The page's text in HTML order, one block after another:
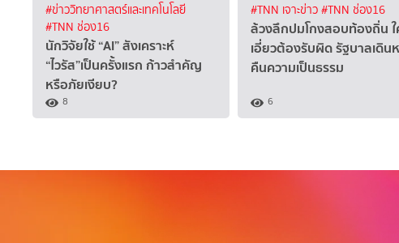
#ข่าววิทยาศาสตร์และเทคโนโลยี
#TNN ช่อง16
นักวิจัยใช้ “AI” สังเคราะห์
“ไวรัส”เป็นครั้งแรก ก้าวสำคัญ
หรือภัยเงียบ?
8
#TNN เจาะข่าว#TNN ช่อง16
ล้วงลึกปมโกงสอบท้องถิ่น
เอี่ยวต้องรับผิด รัฐบาลเดิน
คืนความเป็นธรรม
6